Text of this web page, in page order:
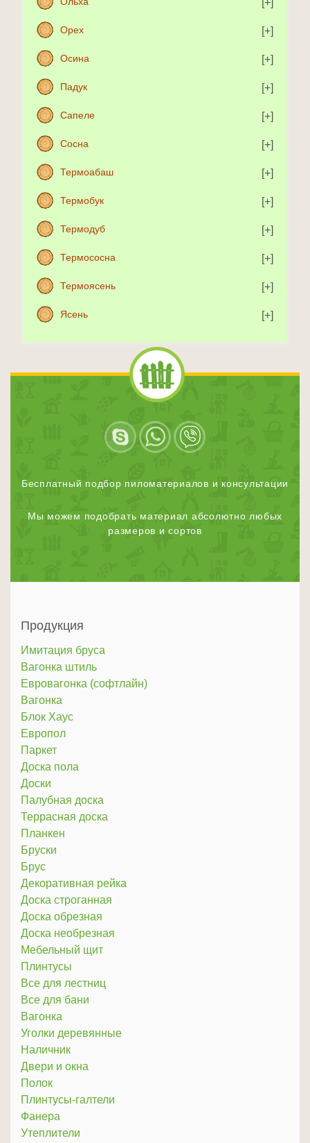
Орех
Осина
Падук
Сапеле
Сосна
Термоабаш
Термобук
Термодуб
Термососна
Термоясень
Ясень
Бесплатный подбор пиломатериалов и консультации
Мы можем подобрать материал абсолютно любых
размеров и сортов
Продукция
Имитация бруса
Вагонка штиль
Евровагонка (софтлайн)
Вагонка
Блок Хаус
Европол
Паркет
Доска пола
Доски
Палубная доска
Террасная доска
Планкен
Бруски
Брус
Декоративная рейка
Доска строганная
Доска обрезная
Доска необрезная
Мебельный щит
Плинтусы
Все для лестниц
Все для бани
Вагонка
Уголки деревянные
Наличник
Двери и окна
Полок
Плинтусы-галтели
Фанера
Утеплители